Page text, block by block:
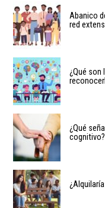
Abanico
red
¿Qué son
¿Qué
cognitivo?